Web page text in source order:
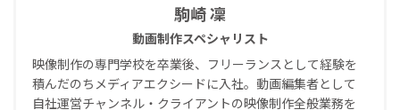
駒崎 凜
動画制作スペシャリスト
映像制作の専門学校を卒業後、フリーランスとして経験を
積んだのちメディアエクシードに入社。動画編集者として
自社運営チャンネル・クライアントの映像制作全般業務を